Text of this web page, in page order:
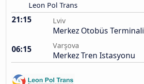
Leon Pol Trans
21:15 Lviv
Merkez Otobüs Terminali
06:15
Varşova
Merkez Tren Istasyonu